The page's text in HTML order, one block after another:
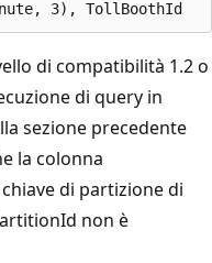
di compatibilità 1.2 o
di query in
sezione precedente
la colonna
di partizione di
non è